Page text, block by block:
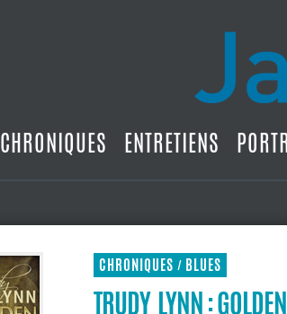
CHRONIQUES ENTRETIENS
CHRONIQUES / BLUES
TRUDY LYNN :